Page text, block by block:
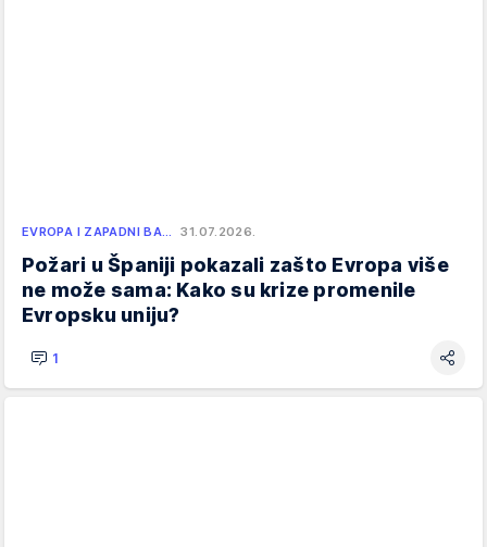
EVROPA I ZAPADNI BA… 31.07.2026.
Požari u Španiji pokazali zašto Evropa više
ne može sama: Kako su krize promenile
Evropsku uniju?
1